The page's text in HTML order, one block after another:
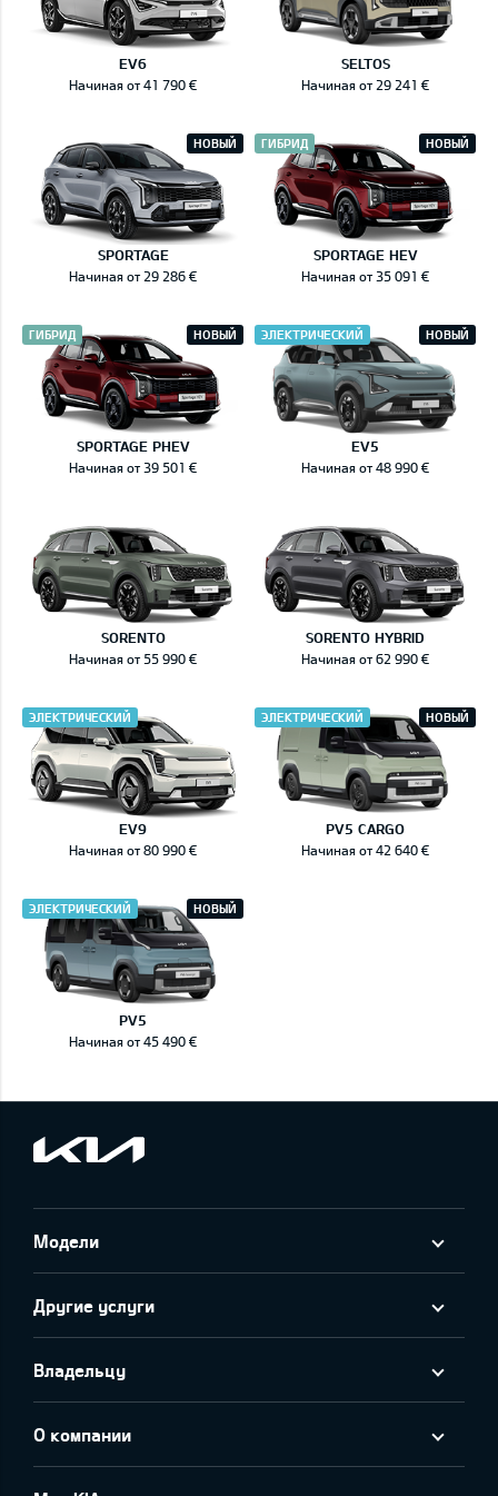
EV6
Начиная от 41 790 €
SELTOS
Начиная от 29 241 €
SPORTAGE
НОВЫЙ
Начиная от 29 286 €
SPORTAGE HEV
НОВЫЙ
ГИБРИД
Начиная от 35 091 €
SPORTAGE PHEV
ГИБРИД НОВЫЙ
Начиная от 39 501 €
EV5
НОВЫЙ
ЭЛЕКТРИЧЕСКИЙ
Начиная от 48 990 €
SORENTO
Начиная от 55 990 €
SORENTO HYBRID
Начиная от 62 990 €
EV9
ЭЛЕКТРИЧЕСКИЙ
Начиная от 80 990 €
PV5 CARGO
ЭЛЕКТРИЧЕСКИЙ НОВЫЙ
Начиная от 42 640 €
PV5
НОВЫЙ
ЭЛЕКТРИЧЕСКИЙ
Начиная от 45 490 €
Модели
Другие услуги
Владельцу
О компании